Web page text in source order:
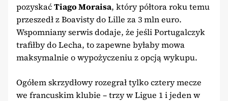
pozyskaćTiago Moraisa, który półtora roku temu
przeszedł z Boavisty do Lille za 3 mln euro.
Wspomniany serwis dodaje, że jeśli Portugalczyk
trafiłby do Lecha, to zapewne byłaby mowa
maksymalnie o wypożyczeniu z opcją wykupu.
Ogółem skrzydłowy rozegrał tylko cztery mecze
we francuskim klubie – trzy w Ligue 1 i jeden w